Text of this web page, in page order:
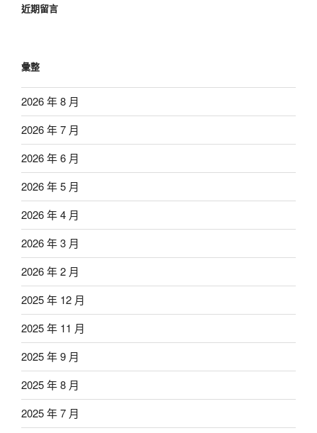
近期留言
彙整
2026 年 8 月
2026 年 7 月
2026 年 6 月
2026 年 5 月
2026 年 4 月
2026 年 3 月
2026 年 2 月
2025 年 12 月
2025 年 11 月
2025 年 9 月
2025 年 8 月
2025 年 7 月